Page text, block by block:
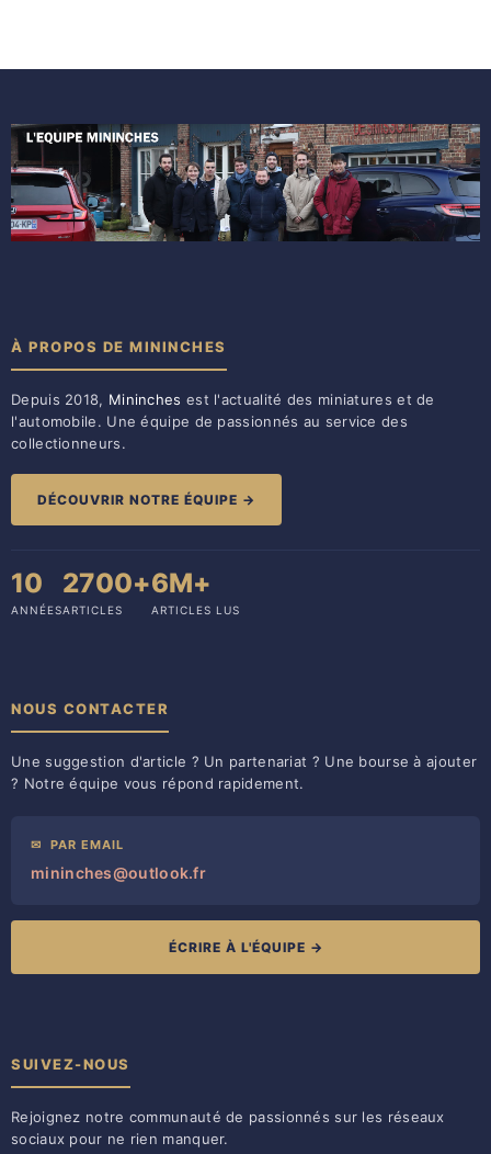
À PROPOS DE MININCHES
Depuis 2018, Mininches est l'actualité des miniatures et de
l'automobile. Une équipe de passionnés au service des
collectionneurs.
DÉCOUVRIR NOTRE ÉQUIPE →
10
ANNÉES
2700+
ARTICLES
6M+
ARTICLES LUS
NOUS CONTACTER
Une suggestion d'article ? Un partenariat ? Une bourse à ajouter
? Notre équipe vous répond rapidement.
✉ PAR EMAIL
mininches@outlook.fr
ÉCRIRE À L'ÉQUIPE →
SUIVEZ-NOUS
Rejoignez notre communauté de passionnés sur les réseaux
sociaux pour ne rien manquer.